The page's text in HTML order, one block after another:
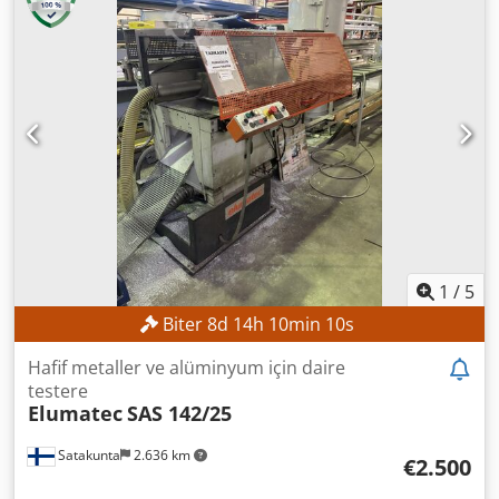
Afujwa Motor gücü: 21 kW Ön Kesme Ünitesi Maksimum
testere diski çapı: 180 mm Motor gücü: 2,2 kW Maksimum
ilerleme hızı: 150 m/dak EKİPMAN Kaldırma Masası Ön
Kesme Ünitesi Barkod Etiket Yazıcısı Makine, mevcut ve
yasal durumuyla ("görüldüğü ve beğenildiği gibi") fotoğraf
belgeleri ve teknik/ticari nitelikteki açıklayıcı belgeler temel
alınarak satılır ve teslim edilir. Alıcının, makineyi teslim
almadan önce inceleme hakkı vardır ve makinenin
kurulumu, emniyeti ve kullanımından hedef konumda
sorumlu olur. Harici Referans: 6645
1 / 5
Biter8d14h10min8s
Satakunta 2.636 km
Hafif metaller ve alüminyum için daire
testere
ElumatecSAS 142/25
€2.500